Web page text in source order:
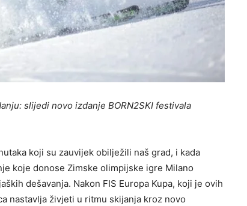
slijedi novo izdanje BORN2SKI festivala
koji su zauvijek obilježili naš grad, i kada
koje donose Zimske olimpijske igre Milano
dešavanja. Nakon FIS Europa Kupa, koji je ovih
nastavlja živjeti u ritmu skijanja kroz novo